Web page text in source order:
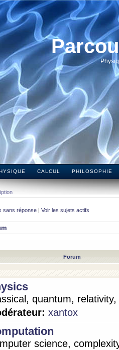
CALCUL PHILOSOPHIE
sans réponse | Voir les sujets actifs
Forum
quantum,
xantox
science,